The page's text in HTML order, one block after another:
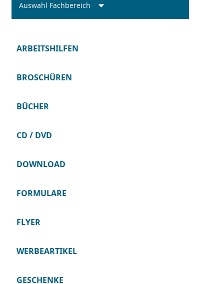
Auswahl Fachbereich
ARBEITSHILFEN
BROSCHÜREN
BÜCHER
CD / DVD
DOWNLOAD
FORMULARE
FLYER
WERBEARTIKEL
GESCHENKE